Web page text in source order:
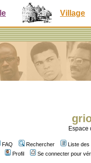
Village
Espace
FAQ Rechercher Liste des
Profil
Se connecter pour